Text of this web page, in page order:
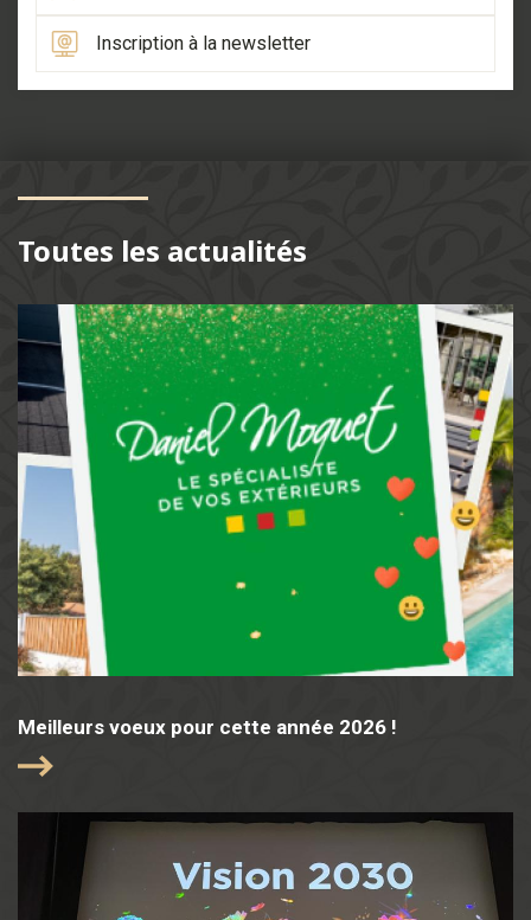
Inscription à la newsletter
Toutes les actualités
Meilleurs voeux pour cette année 2026 !